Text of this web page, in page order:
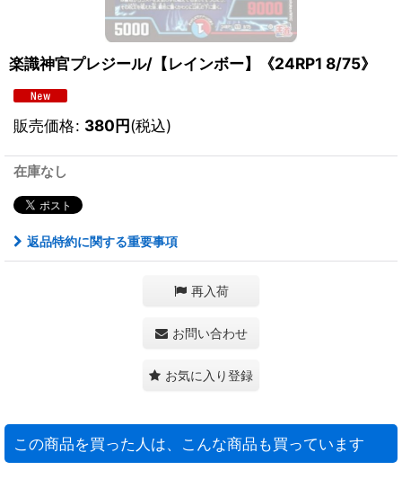
楽識神官プレジール/【レインボー】《24RP1 8/75》
販売価格: 380円(税込)
在庫なし
返品特約に関する重要事項
再入荷
お問い合わせ
お気に入り登録
この商品を買った人は、こんな商品も買っています